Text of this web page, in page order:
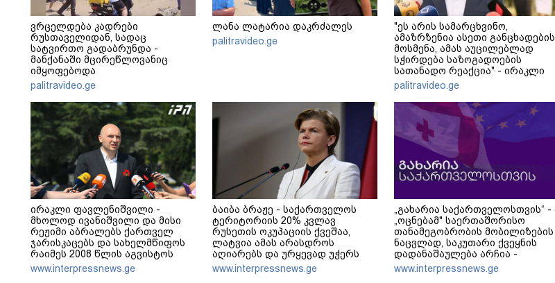
ვრცელდება კადრები
რუსთაველიდან, სადაც
სატვირთო გადაბრუნდა -
მანქანაში მცირეწლოვანიც
იმყოფებოდა
palitravideo.ge
ლანა ლატარია დაკრძალეს
palitravideo.ge
"ეს არის სამარცხვინო,
ამაზრზენია ასეთი განცხადების
მოსმენა, ამას აუცილებლად
სჭირდება საზოგადოების
სათანადო რეაქცია" - ირაკლი
კობახიძე
palitravideo.ge
ირაკლი ფავლენიშვილი -
მხოლოდ ივანიშვილი და მისი
რეჟიმი აბრალებს ქართველ
ჯარისკაცებს და სახელმწიფოს
რაიმეს 2008 წლის აგვისტოს
ომში - არანაირი დანაშაული არ
დაბრალებია ქართულ მხარეს
www.interpressnews.ge
ბაიბა ბრაჟე - საქართველოს
ტერიტორიის 20% კვლავ
რუსეთის ოკუპაციის ქვეშაა,
ლატვია ამას არასდროს
აღიარებს და ურყევად უჭერს
მხარს საქართველოს
სუვერენიტეტსა და
www.interpressnews.ge
„გახარია საქართველოსთვის“ -
„ოცნებამ" საერთაშორისო
თანამეგობრობის მობილიზების
ნაცვლად, საკუთარი ქვეყნის
დადანაშაულება არჩია -
ცინიკურია, რომ ოკუპაციასა და
ოკუპაციის მსხვერპლ
www.interpressnews.ge